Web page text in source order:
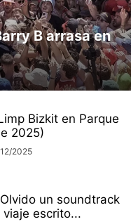
B arrasa en
Bizkit en Parque
2025)
2025
un soundtrack
escrito...